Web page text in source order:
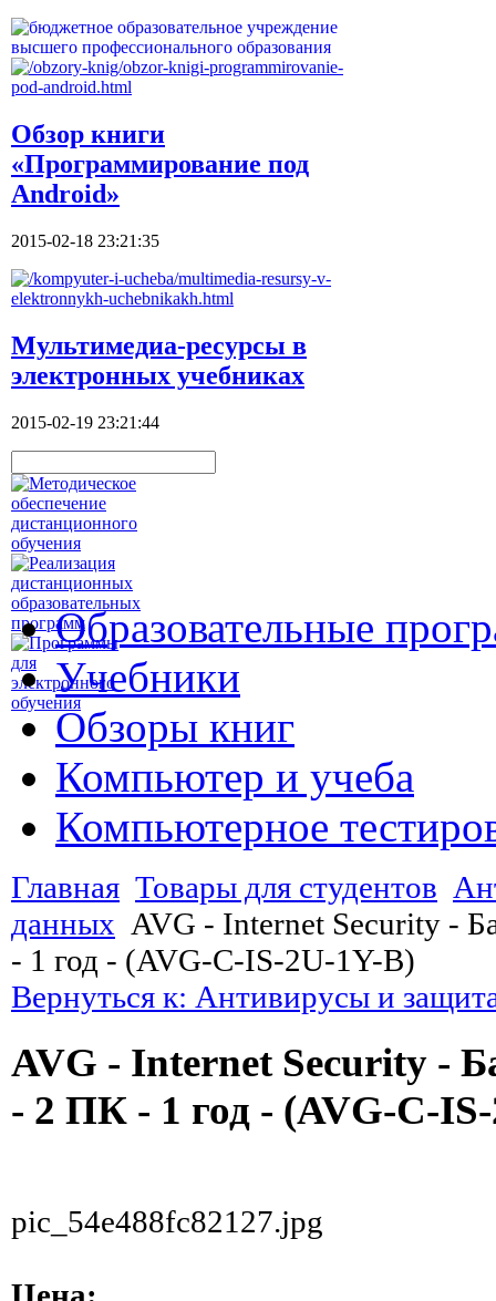
Обзор книги
«Программирование под
Android»
2015-02-18 23:21:35
Мультимедиа-ресурсы в
электронных учебниках
2015-02-19 23:21:44
Образовательные
Учебники
Обзоры книг
Компьютер и учеба
Компьютерное
Главная Товары для студентов
данных AVG - Internet Security -
- 1 год - (AVG-C-IS-2U-1Y-B)
Вернуться к: Антивирусы и
AVG - Internet Security -
- 2 ПК - 1 год - (AVG-C-
pic_54e488fc82127.jpg
Цена: